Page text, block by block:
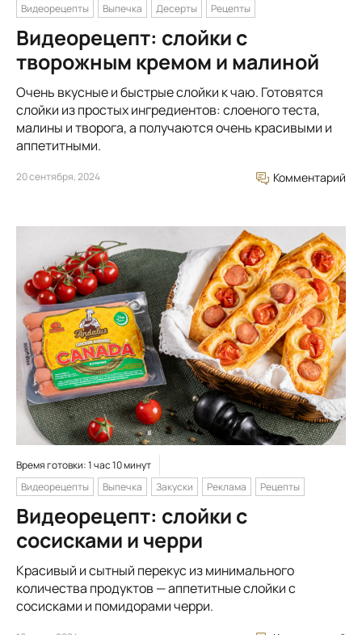
Видеорецепты Выпечка Десерты Рецепты
Видеорецепт: слойки с
творожным кремом и малиной
Очень вкусные и быстрые слойки к чаю. Готовятся
слойки из простых ингредиентов: слоеного теста,
малины и творога, а получаются очень красивыми и
аппетитными.
20 сентября, 2024 Комментарий
Время готовки: 1 час 10 минут
Видеорецепты
Выпечка Закуски Реклама Рецепты
Видеорецепт: слойки с
сосисками и черри
Красивый и сытный перекус из минимального
количества продуктов — аппетитные слойки с
сосисками и помидорами черри.